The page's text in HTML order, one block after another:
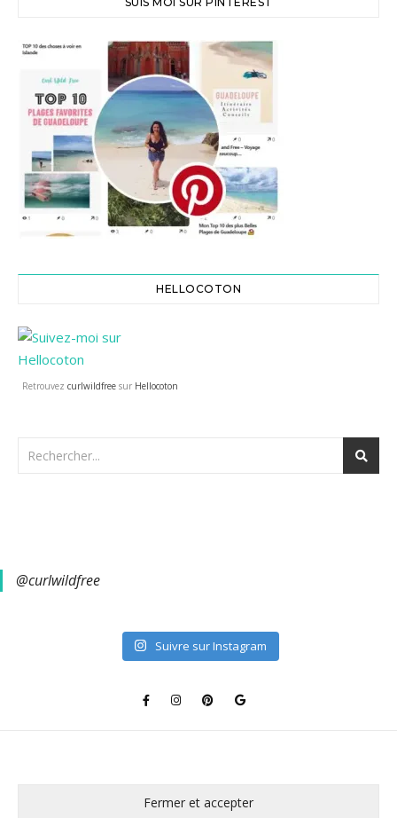
HELLOCOTON
Retrouvez curlwildfree sur Hellocoton
@curlwildfree
Suivre sur Instagram